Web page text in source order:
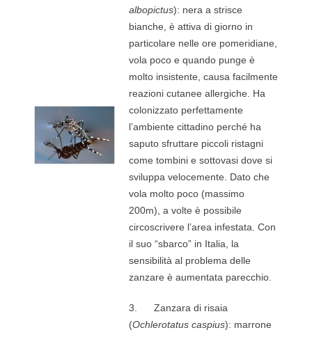
albopictus): nera a strisce
bianche, è attiva di giorno in
particolare nelle ore pomeridiane,
vola poco e quando punge è
molto insistente, causa facilmente
reazioni cutanee allergiche. Ha
colonizzato perfettamente
l’ambiente cittadino perché ha
saputo sfruttare piccoli ristagni
come tombini e sottovasi dove si
sviluppa velocemente. Dato che
vola molto poco (massimo
200m), a volte è possibile
circoscrivere l’area infestata. Con
il suo “sbarco” in Italia, la
sensibilità al problema delle
zanzare è aumentata parecchio.
3. Zanzara di risaia
(Ochlerotatus caspius): marrone